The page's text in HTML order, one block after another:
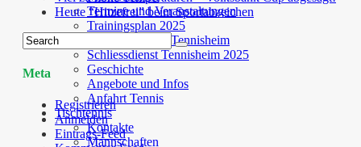
Termine und Veranstaltungen
Trainingsplan 2025
Bewirtungsplan Tennisheim
Schliessdienst Tennisheim 2025
Geschichte
Angebote und Infos
Anfahrt Tennis
Tischtennis
Kontakte
Mannschaften
Heute “Hitzefrei” beim Sportabzeichen
Meta
Registrieren
Anmelden
Eintrags-Feed